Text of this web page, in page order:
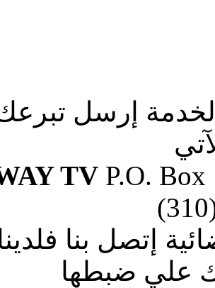
إرسل
TVP.O. Box
إتصل بنا
علي ضبطها